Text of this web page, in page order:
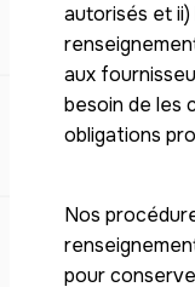
autorisés et ii)
aux
besoin de les
obligations
Nos
pour